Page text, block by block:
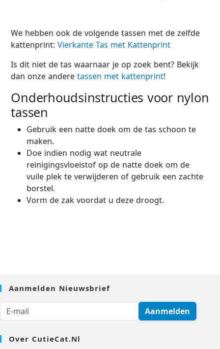
We hebben ook de volgende tassen met de zelfde
kattenprint:Vierkante Tas met Kattenprint
Is dit niet de tas waarnaar je op zoek bent? Bekijk
dan onze anderetassen met kattenprint!
Onderhoudsinstructies voor nylon
tassen
Gebruik een natte doek om de tas schoon te
maken.
Doe indien nodig wat neutrale
reinigingsvloeistof op de natte doek om de
vuile plek te verwijderen of gebruik een zachte
borstel.
Vorm de zak voordat u deze droogt.
Aanmelden Nieuwsbrief
Aanmelden
Over CutieCat.nl